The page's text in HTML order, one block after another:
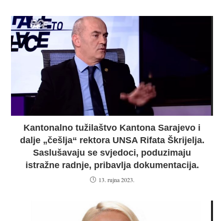
Kantonalno tužilaštvo Kantona Sarajevo i
dalje „češlja“ rektora UNSA Rifata Škrijelja.
Saslušavaju se svjedoci, poduzimaju
istražne radnje, pribavlja dokumentacija.
13. rujna 2023.